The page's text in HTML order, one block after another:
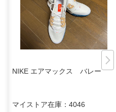
NIKE エアマックス バレー
マイストア在庫： 4046